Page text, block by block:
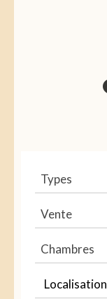
Types
Vente
Chambres
Localisation